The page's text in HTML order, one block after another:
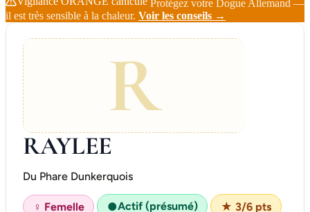
Protégez votre Dogue Allemand —
il est très sensible à la chaleur. Voir les conseils →
R
RAYLEE
Du Phare Dunkerquois
♀ Femelle ●Actif (présumé)
★ 3/6 pts